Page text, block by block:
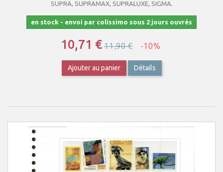
SUPRA, SUPRAMAX, SUPRALUXE, SIGMA.
en stock - envoi par colissimo sous 2 jours ouvrés
10,71 €11,90 € -10%
Ajouter au panier Détails